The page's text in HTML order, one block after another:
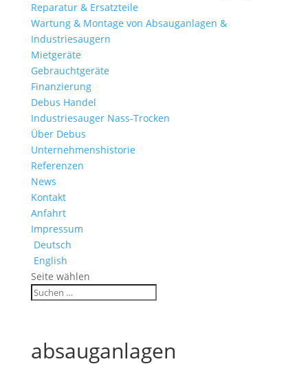
Reparatur & Ersatzteile
Wartung & Montage von Absauganlagen &
Industriesaugern
Mietgeräte
Gebrauchtgeräte
Finanzierung
Debus Handel
Industriesauger Nass-Trocken
Über Debus
Unternehmenshistorie
Referenzen
News
Kontakt
Anfahrt
Impressum
Deutsch
English
Seite wählen
absauganlagen